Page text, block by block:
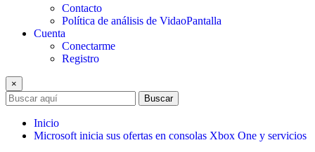
Contacto
Política de análisis de VidaoPantalla
Cuenta
Conectarme
Registro
×
Buscar
Inicio
Microsoft inicia sus ofertas en consolas Xbox One y servicios